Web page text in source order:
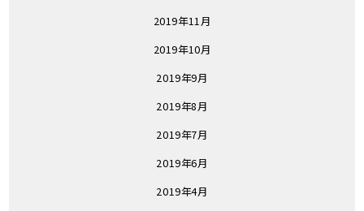
2019年11月
2019年10月
2019年9月
2019年8月
2019年7月
2019年6月
2019年4月